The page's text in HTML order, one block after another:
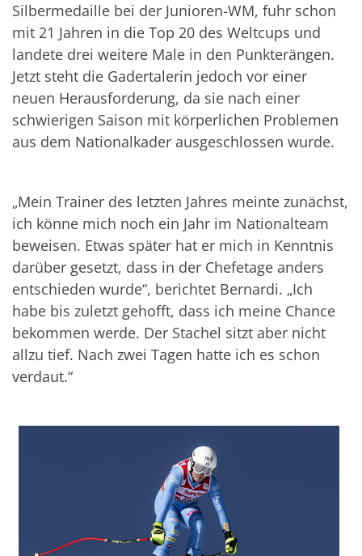
Silbermedaille bei der Junioren-WM, fuhr schon
mit 21 Jahren in die Top 20 des Weltcups und
landete drei weitere Male in den Punkterängen.
Jetzt steht die Gadertalerin jedoch vor einer
neuen Herausforderung, da sie nach einer
schwierigen Saison mit körperlichen Problemen
aus dem Nationalkader ausgeschlossen wurde.
„Mein Trainer des letzten Jahres meinte zunächst,
ich könne mich noch ein Jahr im Nationalteam
beweisen. Etwas später hat er mich in Kenntnis
darüber gesetzt, dass in der Chefetage anders
entschieden wurde“, berichtet Bernardi. „Ich
habe bis zuletzt gehofft, dass ich meine Chance
bekommen werde. Der Stachel sitzt aber nicht
allzu tief. Nach zwei Tagen hatte ich es schon
verdaut.“